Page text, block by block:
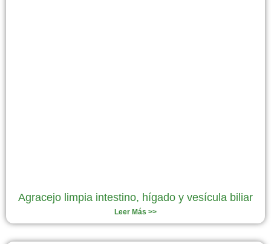
Agracejo limpia intestino, hígado y vesícula biliar
Leer Más >>